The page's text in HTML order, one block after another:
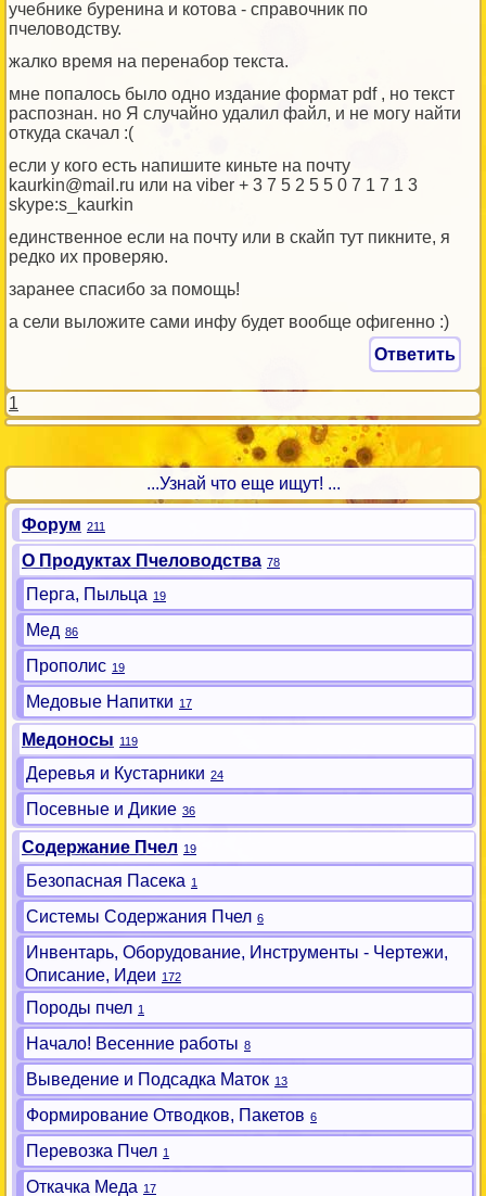
учебнике буренина и котова - справочник по
пчеловодству.
жалко время на перенабор текста.
мне попалось было одно издание формат pdf , но текст
распознан. но Я случайно удалил файл, и не могу найти
откуда скачал :(
если у кого есть напишите киньте на почту
kaurkin@mail.ru или на viber + 3 7 5 2 5 5 0 7 1 7 1 3
skype:s_kaurkin
единственное если на почту или в скайп тут пикните, я
редко их проверяю.
заранее спасибо за помощь!
а сели выложите сами инфу будет вообще офигенно :)
Ответить
1
...Узнай что еще ищут! ...
Форум 211
О Продуктах Пчеловодства 78
Перга, Пыльца 19
Мед 86
Прополис 19
Медовые Напитки 17
Медоносы 119
Деревья и Кустарники 24
Посевные и Дикие 36
Содержание Пчел 19
Безопасная Пасека 1
Системы Содержания Пчел 6
Инвентарь, Оборудование, Инструменты - Чертежи,
Описание, Идеи 172
Породы пчел 1
Начало! Весенние работы 8
Выведение и Подсадка Маток 13
Формирование Отводков, Пакетов 6
Перевозка Пчел 1
Откачка Меда 17